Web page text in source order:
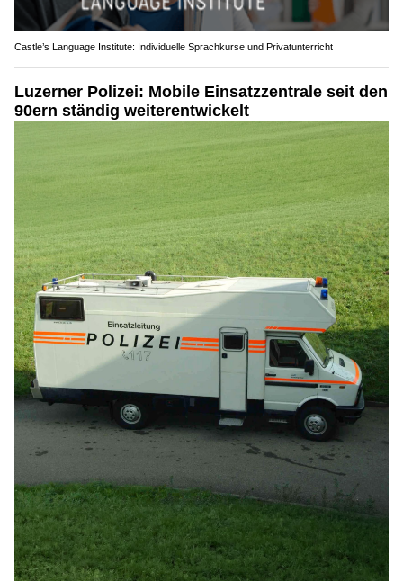
Castle’s Language Institute: Individuelle Sprachkurse und Privatunterricht
Luzerner Polizei: Mobile Einsatzzentrale seit den
90ern ständig weiterentwickelt